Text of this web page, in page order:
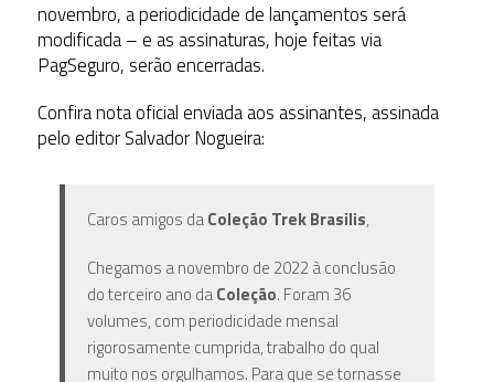
novembro, a periodicidade de lançamentos será
modificada – e as assinaturas, hoje feitas via
PagSeguro, serão encerradas.
Confira nota oficial enviada aos assinantes, assinada
pelo editor Salvador Nogueira:
Caros amigos daColeção Trek Brasilis,
Chegamos a novembro de 2022 à conclusão
do terceiro ano daColeção. Foram 36
volumes, com periodicidade mensal
rigorosamente cumprida, trabalho do qual
muito nos orgulhamos. Para que se tornasse